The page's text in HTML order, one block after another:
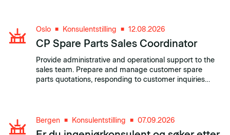
logistics.
Oslo ■ Konsulentstilling ■ 12.08.2026
CP Spare Parts Sales Coordinator
Provide administrative and operational support to the
sales team. Prepare and manage customer spare
parts quotations, responding to customer inquiries
Bergen ■ Konsulentstilling ■ 07.09.2026